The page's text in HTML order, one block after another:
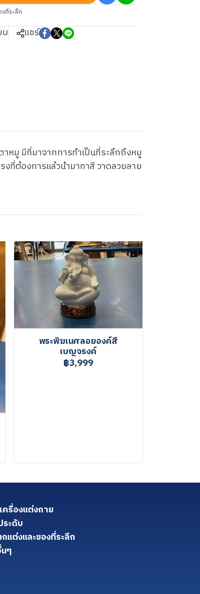
ที่ระลึก
บ แชร์
หมู มีที่มาจากการทำเป็นที่ระลึกถึงหมู
ที่ต้องการแล้วนำมาทาสี วาดลวยลาย
พระพิฆเนศลอยองค์สี
เบญจรงค์
฿3,999
ครื่องแต่งกาย
ระดับ
แต่งและของที่ระลึก
ๆ